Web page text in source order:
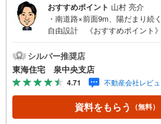
おすすめポイント 山村 亮介
・南道路×前面9m、陽だまり続
自由設計 《おすすめポイント
更地渡し×即引渡可、計画が進め
って通勤の選択肢《周辺環境》
歩12分・バス停「泉ヶ丘南」
について》お仕事終わりや、ご
営業時間外でもあなたのご要望
頂きます！《ご相談・ご案内の
シルバー推奨店
東海住宅 泉中央支店
4.71 不動産会社レビ
資料をもらう （無料）